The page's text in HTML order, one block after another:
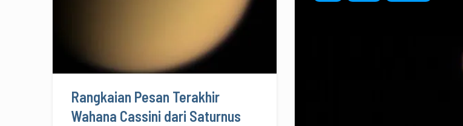
Rangkaian Pesan Terakhir
Wahana Cassini dari Saturnus